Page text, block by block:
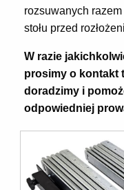
rozsuwanych
stołu przed
W razie
prosimy o kontakt
doradzimy i
odpowiedniej